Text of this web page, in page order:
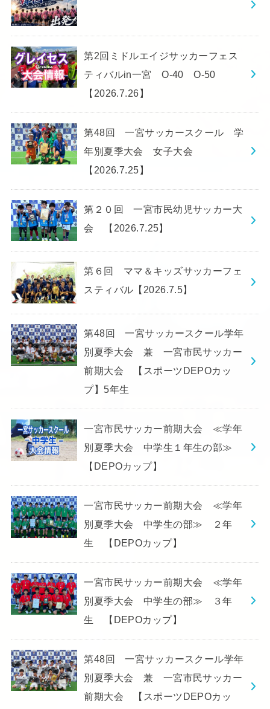
第2回ミドルエイジサッカーフェス
ティバルin一宮 O-40 O-50
【2026.7.26】
第48回 一宮サッカースクール 学
年別夏季大会 女子大会
【2026.7.25】
第２０回 一宮市民幼児サッカー大
会 【2026.7.25】
第６回 ママ＆キッズサッカーフェ
スティバル【2026.7.5】
第48回 一宮サッカースクール学年
別夏季大会 兼 一宮市民サッカー
前期大会 【スポーツDEPOカッ
プ】5年生
一宮市民サッカー前期大会 ≪学年
別夏季大会 中学生１年生の部≫
【DEPOカップ】
一宮市民サッカー前期大会 ≪学年
別夏季大会 中学生の部≫ ２年
生 【DEPOカップ】
一宮市民サッカー前期大会 ≪学年
別夏季大会 中学生の部≫ ３年
生 【DEPOカップ】
第48回 一宮サッカースクール学年
別夏季大会 兼 一宮市民サッカー
前期大会 【スポーツDEPOカッ